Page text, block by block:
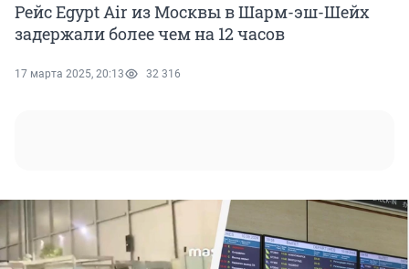
Рейс Egypt Air из Москвы в Шарм-эш-Шейх
задержали более чем на 12 часов
17 марта 2025, 20:13 32 316